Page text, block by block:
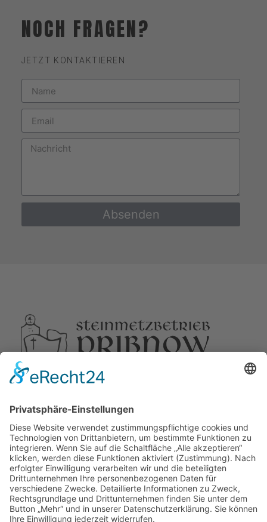
NOCH FRAGEN?
JETZT KONTAKTIEREN
Absenden
BESUCHE UNS
Lutz Wolff Steinmetzmeister
Espelkamper Str. 12
17358 Torgelow
ÖFFNUNGSZEITEN
Montag-Freitag8:00-16:00